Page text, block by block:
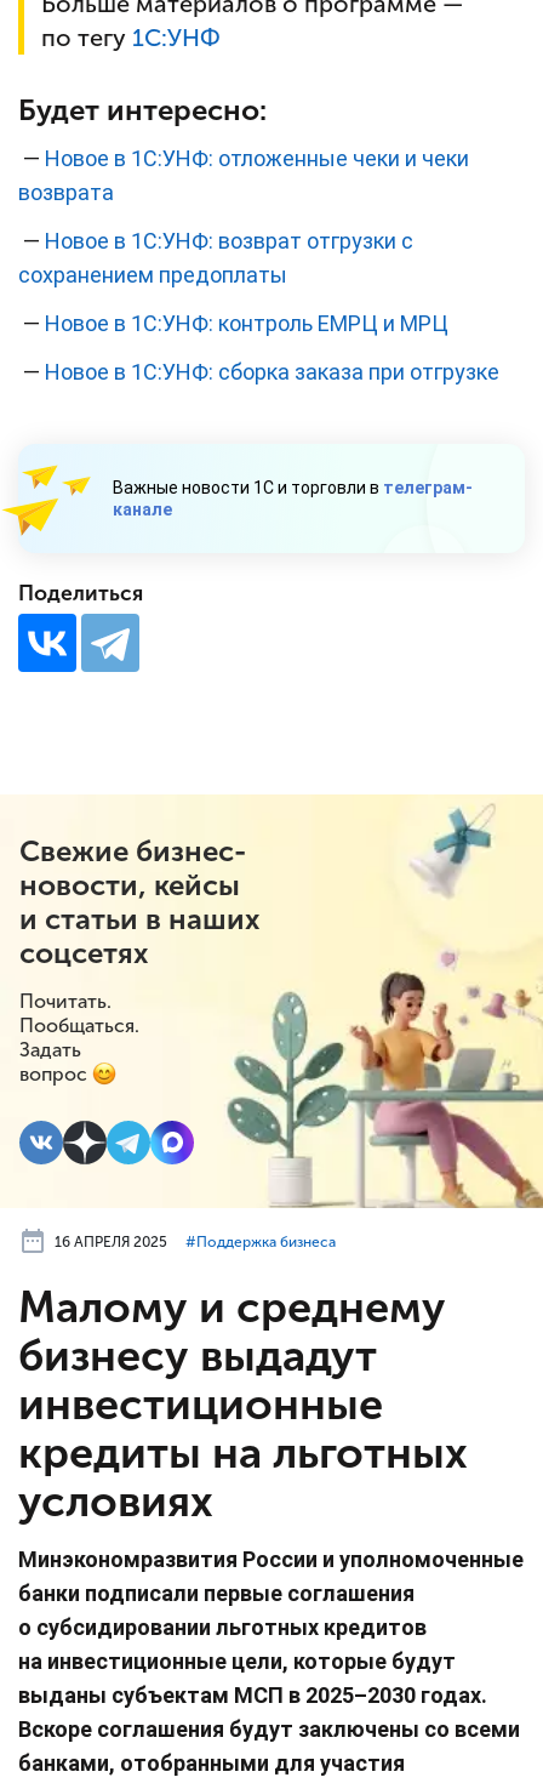
по тегу 1С:УНФ
Будет интересно:
— Новое в 1С:УНФ: отложенные чеки и чеки
возврата
— Новое в 1С:УНФ: возврат отгрузки с
сохранением предоплаты
— Новое в 1С:УНФ: контроль ЕМРЦ и МРЦ
— Новое в 1С:УНФ: сборка заказа при отгрузке
Важные новости 1С и торговли в телеграм-
канале
Поделиться
Свежие бизнес-
новости, кейсы
и статьи в наших
соцсетях
Почитать.
Пообщаться.
Задать
вопрос
16 АПРЕЛЯ 2025 #⁣Поддержка бизнеса
Малому и среднему
бизнесу выдадут
инвестиционные
кредиты на льготных
условиях
Минэкономразвития России и уполномоченные
банки подписали первые соглашения
о субсидировании льготных кредитов
на инвестиционные цели, которые будут
выданы субъектам МСП в 2025–2030 годах.
Вскоре соглашения будут заключены со всеми
банками, отобранными для участия